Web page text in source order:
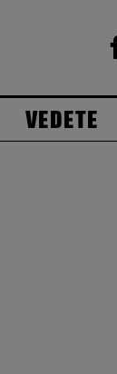
VEDETE